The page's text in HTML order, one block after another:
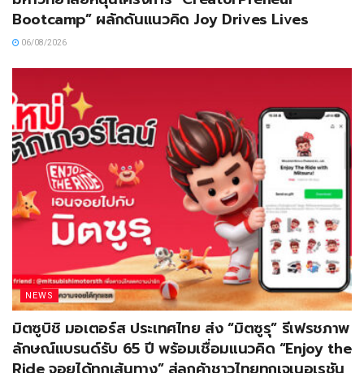
Bootcamp” ผลักดันแนวคิด Joy Drives Lives
06/08/2026
NEWS
มิตซูบิชิ มอเตอร์ส ประเทศไทย ส่ง “มิตซูรุ” รีเฟรชภาพ
ลักษณ์แบรนด์รับ 65 ปี พร้อมเชื่อมแนวคิด “Enjoy the